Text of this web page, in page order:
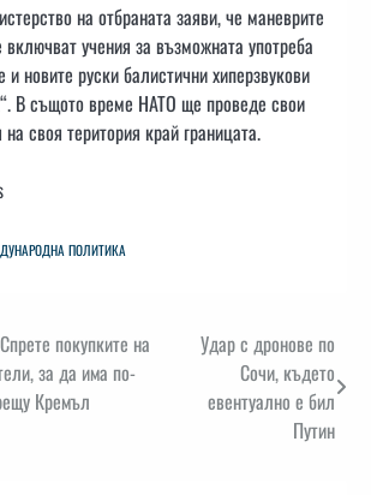
на отбраната заяви, че маневрите
учения за възможната употреба
новите руски балистични хиперзвукови
В същото време НАТО ще проведе свои
своя територия край границата.
ПОЛИТИКА
покупките на
за да има по-
Кремъл
Удар с дронове по
Сочи, където
евентуално е бил
Путин